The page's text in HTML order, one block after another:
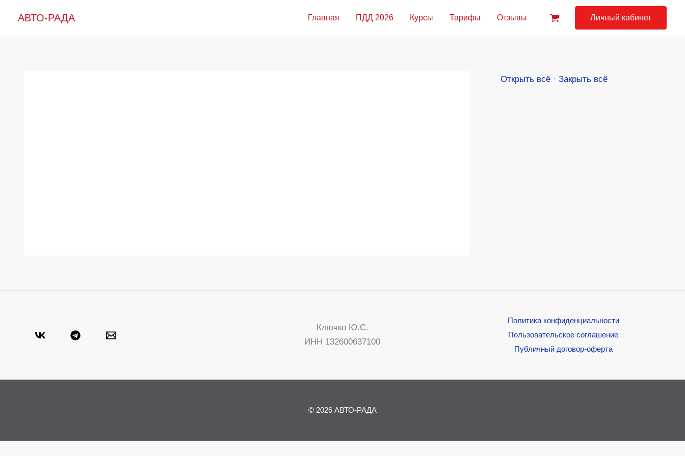
АВТО-РАДА Главная ПДД 2026 Курсы Тарифы Отзывы Личный кабинет
Открыть всё · Закрыть всё
Ключко Ю.С.
ИНН 132600637100
Политика конфиденциальности
Пользовательское соглашение
Публичный договор-оферта
© 2026 АВТО-РАДА